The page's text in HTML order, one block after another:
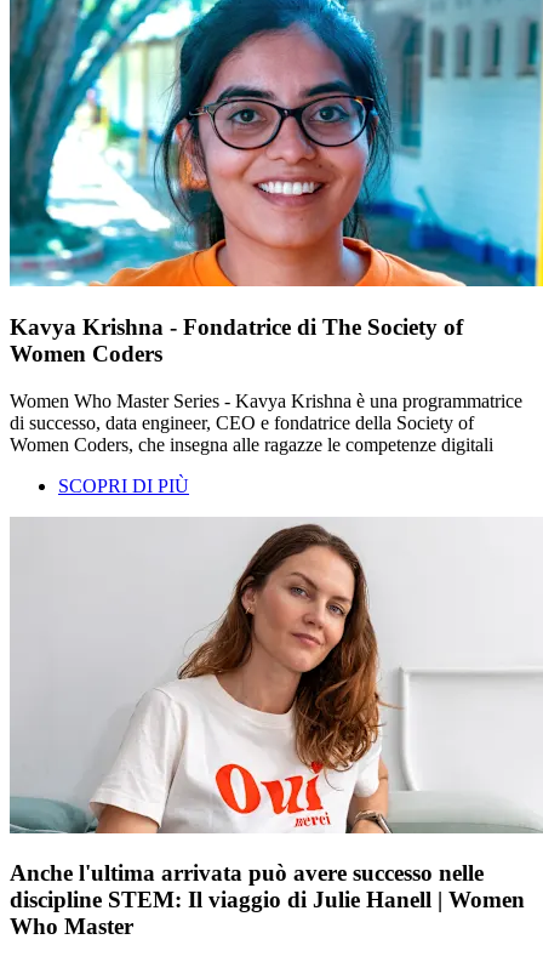
Kavya Krishna - Fondatrice di The Society of
Women Coders
Women Who Master Series - Kavya Krishna è una programmatrice
di successo, data engineer, CEO e fondatrice della Society of
Women Coders, che insegna alle ragazze le competenze digitali
SCOPRI DI PIÙ
Anche l'ultima arrivata può avere successo nelle
discipline STEM: Il viaggio di Julie Hanell | Women
Who Master